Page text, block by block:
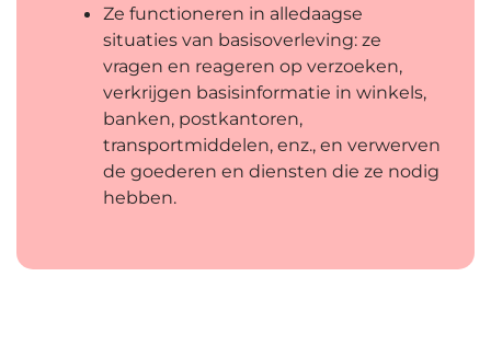
Ze functioneren in alledaagse
situaties van basisoverleving: ze
vragen en reageren op verzoeken,
verkrijgen basisinformatie in winkels,
banken, postkantoren,
transportmiddelen, enz., en verwerven
de goederen en diensten die ze nodig
hebben.